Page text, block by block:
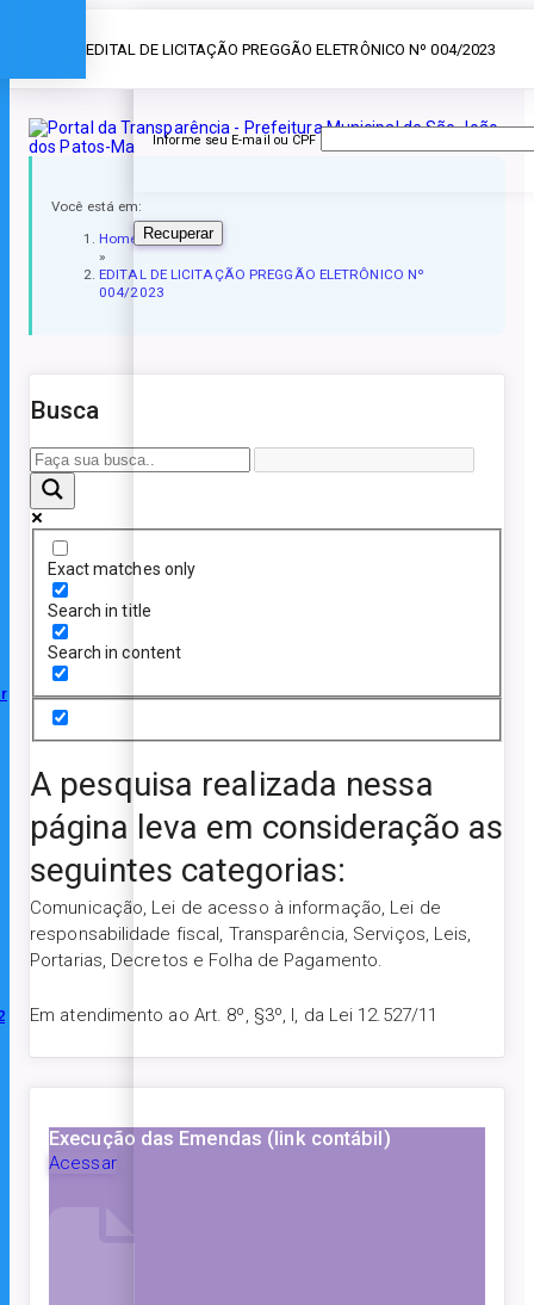
» EDITAL DE LICITAÇÃO PREGGÃO ELETRÔNICO Nº 004/2023
Você está em:
Home
»
EDITAL DE LICITAÇÃO PREGGÃO ELETRÔNICO Nº
004/2023
Busca
Exact matches only
Search in title
Search in content
A pesquisa realizada nessa
página leva em consideração as
seguintes categorias:
Comunicação, Lei de acesso à informação, Lei de
responsabilidade fiscal, Transparência, Serviços, Leis,
Portarias, Decretos e Folha de Pagamento.
Em atendimento ao Art. 8º, §3º, I, da Lei 12.527/11
Execução das Emendas (link contábil)
Acessar
Informe seu E-mail ou CPF
Recuperar